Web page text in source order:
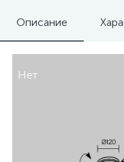
Описание
Нет